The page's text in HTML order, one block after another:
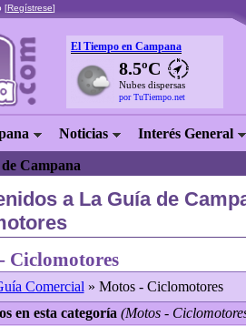
[Regístrese]
El Tiempo en Campana
8.5ºC
Nubes dispersas
por TuTiempo.net
Noticias Interés General
Campana
a La Guía de
Ciclomotores
Comercial » Motos - Ciclomotores
en esta categoría (Motos -